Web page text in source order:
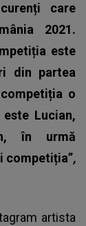
care
2021.
este
din partea
o
Lucian,
în urmă
competiția”,
artista